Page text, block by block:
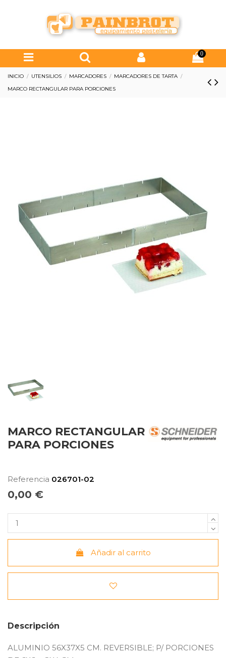
0
INICIO UTENSILIOS MARCADORES
MARCADORES DE TARTA
MARCO RECTANGULAR PARA PORCIONES
MARCO RECTANGULAR
PARA PORCIONES
Referencia 026701-02
0,00 €
Añadir al carrito
Descripción
ALUMINIO 56X37X5 CM. REVERSIBLE; P/ PORCIONES